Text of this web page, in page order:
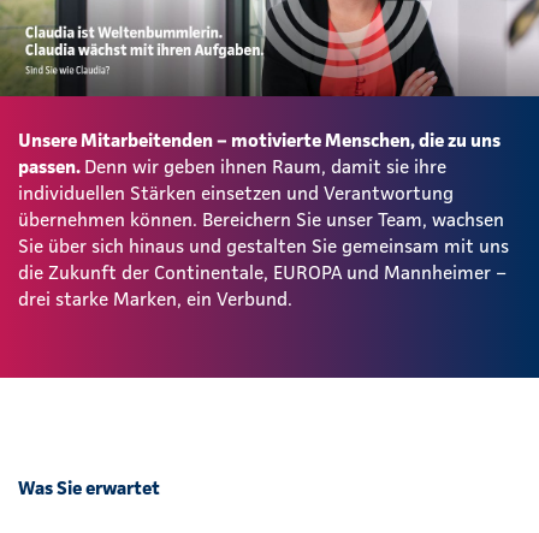
Unsere Mitarbeitenden – motivierte Menschen, die zu uns
passen. Denn wir geben ihnen Raum, damit sie ihre
individuellen Stärken einsetzen und Verantwortung
übernehmen können. Bereichern Sie unser Team, wachsen
Sie über sich hinaus und gestalten Sie gemeinsam mit uns
die Zukunft der Continentale, EUROPA und Mannheimer –
drei starke Marken, ein Verbund.
Was Sie erwartet